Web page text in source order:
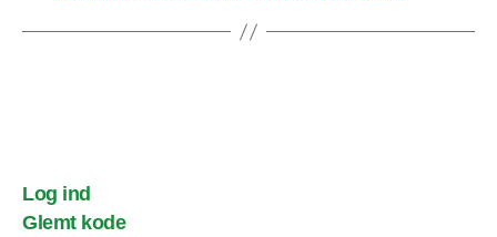
Log ind
Glemt kode